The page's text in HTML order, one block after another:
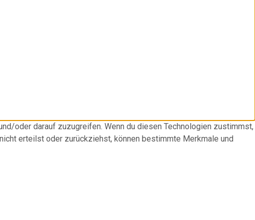
oder darauf zuzugreifen. Wenn du diesen Technologien zustimmst,
erteilst oder zurückziehst, können bestimmte Merkmale und